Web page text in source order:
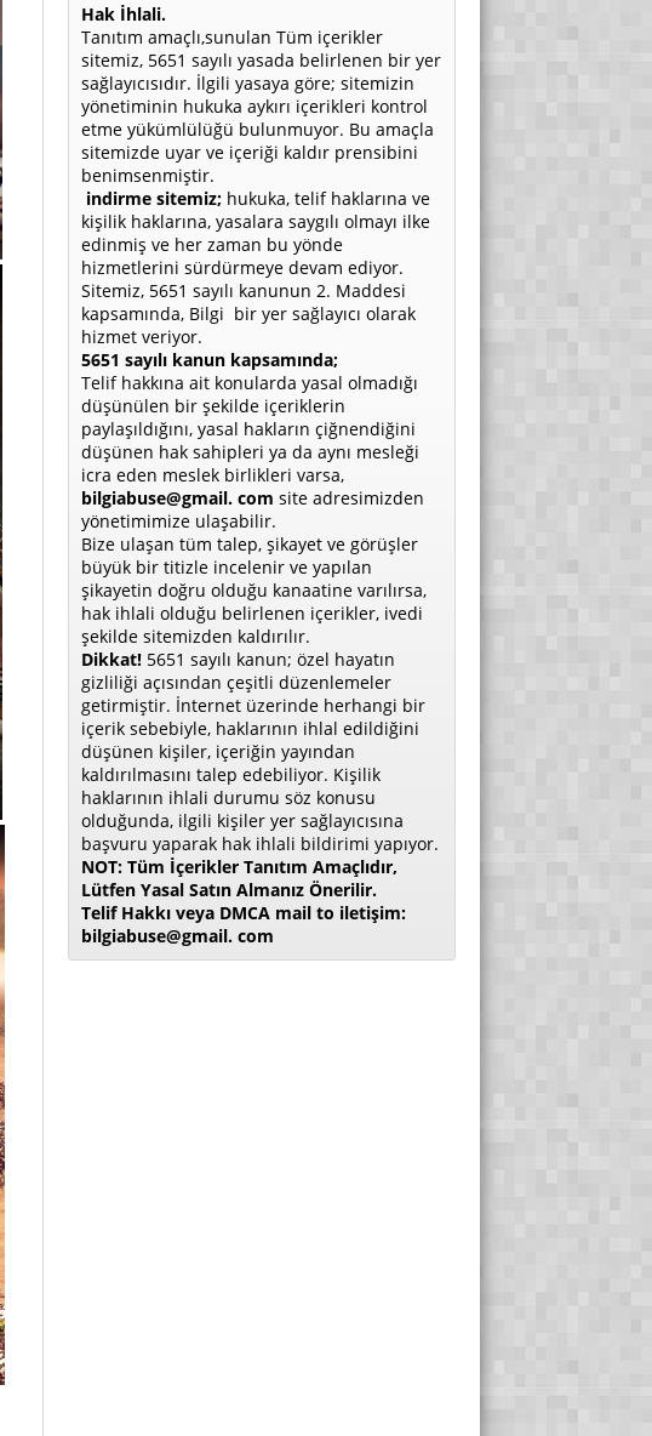
Hak İhlali.
Tanıtım amaçlı,sunulan Tüm içerikler
sitemiz, 5651 sayılı yasada belirlenen bir yer
sağlayıcısıdır. İlgili yasaya göre; sitemizin
yönetiminin hukuka aykırı içerikleri kontrol
etme yükümlülüğü bulunmuyor. Bu amaçla
sitemizde uyar ve içeriği kaldır prensibini
benimsenmiştir.
indirme sitemiz; hukuka, telif haklarına ve
kişilik haklarına, yasalara saygılı olmayı ilke
edinmiş ve her zaman bu yönde
hizmetlerini sürdürmeye devam ediyor.
Sitemiz, 5651 sayılı kanunun 2. Maddesi
kapsamında, Bilgi bir yer sağlayıcı olarak
hizmet veriyor.
5651 sayılı kanun kapsamında;
Telif hakkına ait konularda yasal olmadığı
düşünülen bir şekilde içeriklerin
paylaşıldığını, yasal hakların çiğnendiğini
düşünen hak sahipleri ya da aynı mesleği
icra eden meslek birlikleri varsa,
bilgiabuse@gmail. com site adresimizden
yönetimimize ulaşabilir.
Bize ulaşan tüm talep, şikayet ve görüşler
büyük bir titizle incelenir ve yapılan
şikayetin doğru olduğu kanaatine varılırsa,
hak ihlali olduğu belirlenen içerikler, ivedi
şekilde sitemizden kaldırılır.
Dikkat! 5651 sayılı kanun; özel hayatın
gizliliği açısından çeşitli düzenlemeler
getirmiştir. İnternet üzerinde herhangi bir
içerik sebebiyle, haklarının ihlal edildiğini
düşünen kişiler, içeriğin yayından
kaldırılmasını talep edebiliyor. Kişilik
haklarının ihlali durumu söz konusu
olduğunda, ilgili kişiler yer sağlayıcısına
başvuru yaparak hak ihlali bildirimi yapıyor.
NOT: Tüm İçerikler Tanıtım Amaçlıdır,
Lütfen Yasal Satın Almanız Önerilir.
Telif Hakkı veya DMCA mail to iletişim:
bilgiabuse@gmail. com